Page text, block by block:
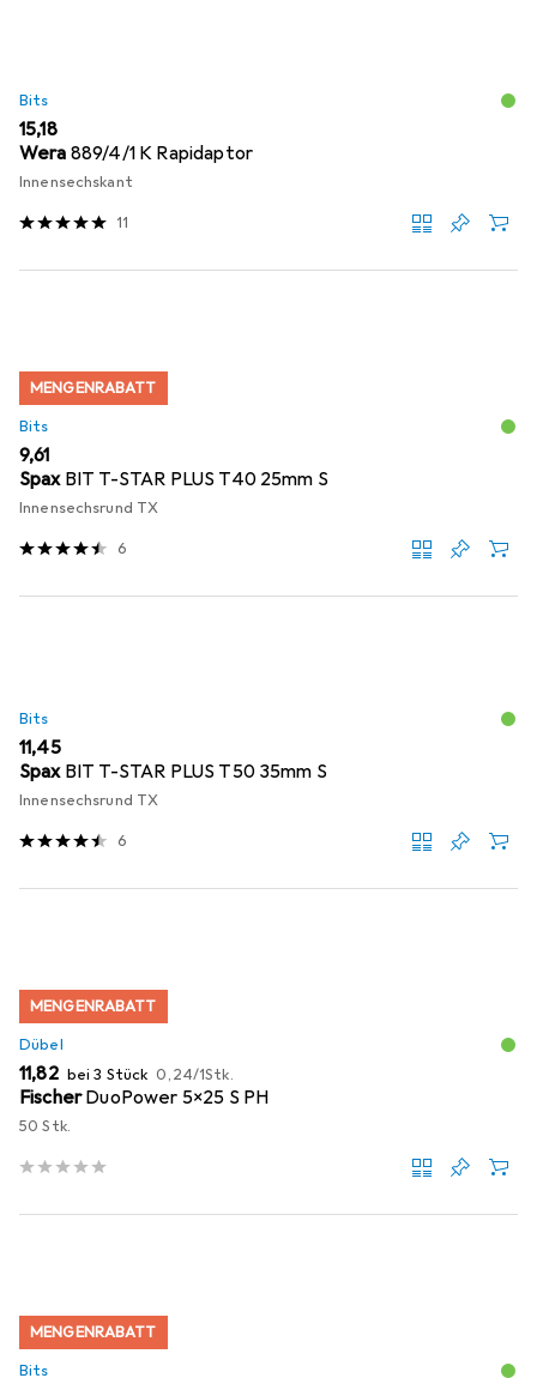
Bits
EUR
15,18
Wera 889/4/1 K Rapidaptor
Innensechskant
11
MENGENRABATT
Bits
EUR
9,61
Spax BIT T-STAR PLUS T40 25mm S
Innensechsrund TX
6
Bits
EUR
11,45
Spax BIT T-STAR PLUS T50 35mm S
Innensechsrund TX
6
MENGENRABATT
Dübel
EUR
11,82 bei 3 Stück EUR
0,24/1Stk.
FischerDuoPower 5x25 S PH
50 Stk.
MENGENRABATT
Bits